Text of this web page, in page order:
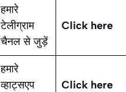
हमारे
टेलीग्राम
चैनल से जुड़ें
Click here
हमारे
व्हाट्सएप
Click here